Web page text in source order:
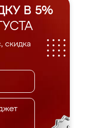
В 5%
скидка